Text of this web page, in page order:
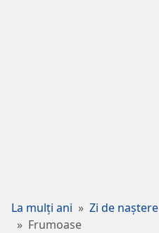
La mulți ani Zi de naștere
Frumoase